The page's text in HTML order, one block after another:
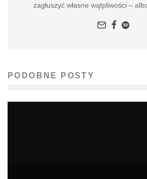
zagłuszyć własne wątpliwości –
PODOBNE POSTY